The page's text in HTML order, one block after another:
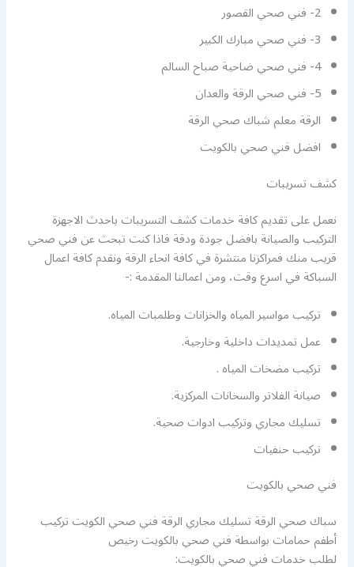
2- فني صحي القصور
3- فني صحي مبارك الكبير
4- فني صحي ضاحية صباح السالم
5- فني صحي الرقة والعدان
الرقة معلم شباك صحي الرقة
افضل فني صحي بالكويت
كشف تسريبات
نعمل على تقديم كافة خدمات كشف التسريبات باحدث الاجهزة
التركيب والصيانة بافضل جودة ودقة فاذا كنت تبحث عن فني صحي
قريب منك فمراكزنا منتشرة في كافة انحاء الرقة ونقدم كافة اعمال
السباكة في اسرع وقت، ومن اعمالنا المقدمة :-
تركيب مواسير المياه والخزانات وطلمبات المياه.
عمل تمديدات داخلية وخارجية.
تركيب مضخات المياه .
صيانة الفلاتر والسخانات المركزية.
تسليك مجاري وتركيب ادوات صحية.
تركيب حنفيات
فني صحي بالكويت
سباك صحي الرقة تسليك مجاري الرقة فني صحي الكويت تركيب
أطفم حمامات بواسطة فني صحي بالكويت رخيص
لطلب خدمات فني صحي بالكويت: